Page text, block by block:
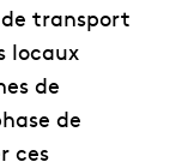
transport
locaux
de
de
ces